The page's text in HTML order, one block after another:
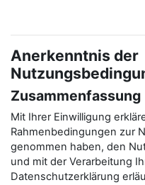
Anerkenntnis der
Zusammenfassung
Mit Ihrer Einwilligung
Rahmenbedingungen zur
genommen haben, den
und mit der Verarbeitung
Datenschutzerklärung